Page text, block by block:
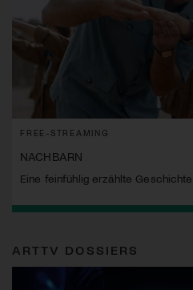
FREE-STREAMING
NACHBARN
Eine feinfühlig erzählte
ARTTV DOSSIERS